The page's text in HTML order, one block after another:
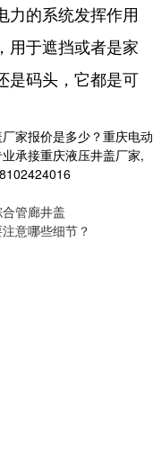
力的系统发挥作用
用于遮挡或者是家
是码头，它都是可
家报价是多少？重庆电动
承接重庆液压井盖厂家,
管廊井盖
意哪些细节？